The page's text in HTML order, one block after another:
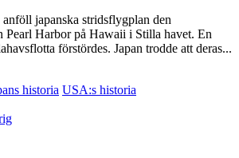
japanska stridsflygplan den
Pearl Harbor på Hawaii i Stilla havet. En
förstördes. Japan trodde att deras...
historia USA:s historia